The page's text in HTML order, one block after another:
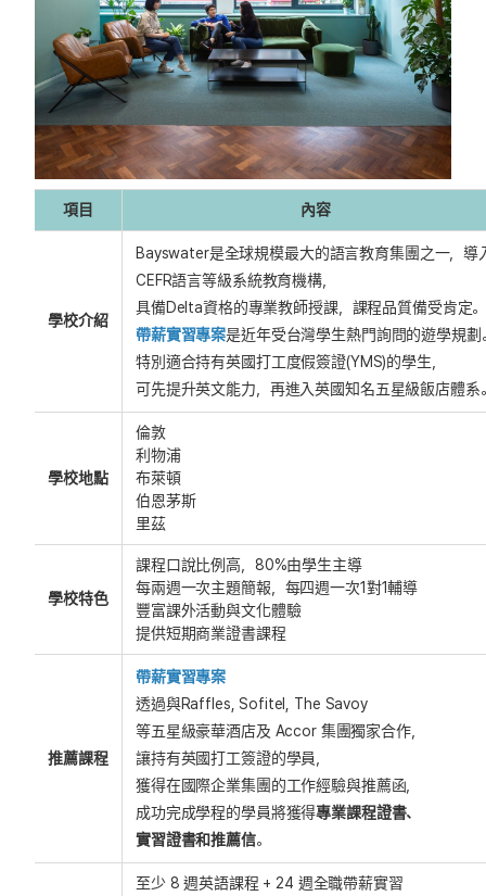
項目 內容
學校介紹
Bayswater是全球規模最大的語言教育集團之一，導
CEFR語言等級系統教育機構，
具備Delta資格的專業教師授課，課程品質備受肯定。
帶薪實習專案是近年受台灣學生熱門詢問的遊學規劃
特別適合持有英國打工度假簽證(YMS)的學生，
可先提升英文能力，再進入英國知名五星級飯店體系
學校地點
倫敦
利物浦
布萊頓
伯恩茅斯
里茲
學校特色
課程口說比例高，80%由學生主導
每兩週一次主題簡報，每四週一次1對1輔導
豐富課外活動與文化體驗
提供短期商業證書課程
推薦課程
帶薪實習專案
透過與Raffles, Sofitel, The Savoy
等五星級豪華酒店及 Accor 集團獨家合作，
讓持有英國打工簽證的學員，
獲得在國際企業集團的工作經驗與推薦函，
成功完成學程的學員將獲得專業課程證書、
實習證書和推薦信。
至少 8 週英語課程 + 24 週全職帶薪實習